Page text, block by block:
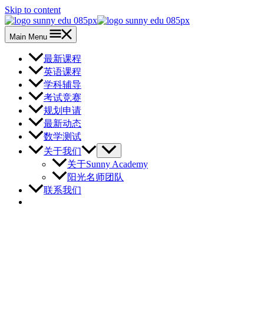
Skip to content
Main Menu
最新课程
英语课程
学科辅导
考试竞赛
规划申请
最新动态
数学测试
关于我们
关于Sunny Academy
阳光名师团队
联系我们